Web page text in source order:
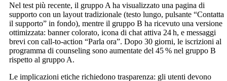
Nel test più recente, il gruppo A ha visualizzato una pagina di
supporto con un layout tradizionale (testo lungo, pulsante “Contatta
il supporto” in fondo), mentre il gruppo B ha ricevuto una versione
ottimizzata: banner colorato, icona di chat attiva 24 h, e messaggi
brevi con call‑to‑action “Parla ora”. Dopo 30 giorni, le iscrizioni al
programma di counseling sono aumentate del 45 % nel gruppo B
rispetto al gruppo A.
Le implicazioni etiche richiedono trasparenza: gli utenti devono